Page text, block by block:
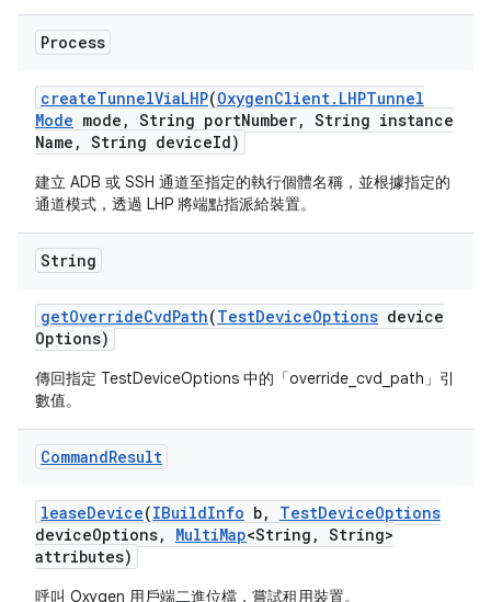
Process
createTunnelViaLHP(OxygenClient. LHPTunnel
Mode mode , String portNumber, String instance
Name , String deviceId)
建立 ADB 或 SSH 通道至指定的執行個體名稱，並根據指定的
通道模式，透過 LHP 將端點指派給裝置。
String
getOverrideCvdPath(TestDeviceOptions device
Options)
傳回指定 TestDeviceOptions 中的「override_cvd_path」引
數值。
CommandResult
leaseDevice(IBuildInfo b, TestDeviceOptions
deviceOptions, MultiMap<String , String>
attributes)
呼叫 Oxygen 用戶端二進位檔，嘗試租用裝置。